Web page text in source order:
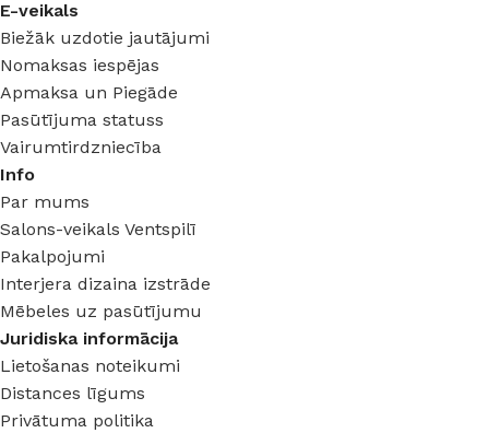
E-veikals
Biežāk uzdotie jautājumi
Nomaksas iespējas
Apmaksa un Piegāde
Pasūtījuma statuss
Vairumtirdzniecība
Info
Par mums
Salons-veikals Ventspilī
Pakalpojumi
Interjera dizaina izstrāde
Mēbeles uz pasūtījumu
Juridiska informācija
Lietošanas noteikumi
Distances līgums
Privātuma politika